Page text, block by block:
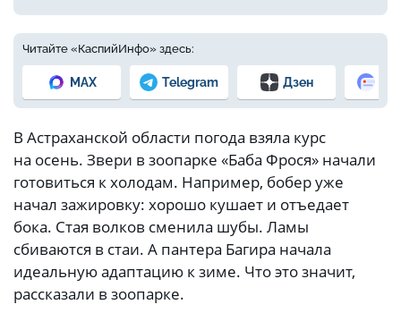
Читайте «КаспийИнфо» здесь:
MAX Telegram Дзен
В Астраханской области погода взяла курс
на осень. Звери в зоопарке «Баба Фрося» начали
готовиться к холодам. Например, бобер уже
начал зажировку: хорошо кушает и отъедает
бока. Стая волков сменила шубы. Ламы
сбиваются в стаи. А пантера Багира начала
идеальную адаптацию к зиме. Что это значит,
рассказали в зоопарке.